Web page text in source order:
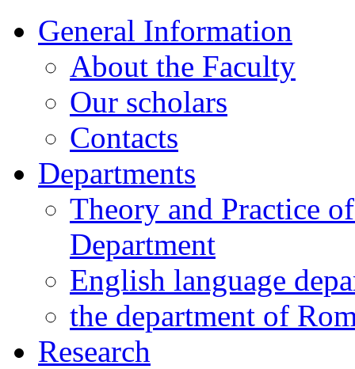
General Information
About the Faculty
Our scholars
Contacts
Departments
Theory and Practice
Department
English language
the department of
Research